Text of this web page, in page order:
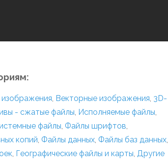
, Векторные изображения, 3D-
- сжатые файлы, Исполняемые файлы,
файлы, Файлы шрифтов,
копий, Файлы данных, Файлы баз данных,
, Географические файлы и карты, Другие